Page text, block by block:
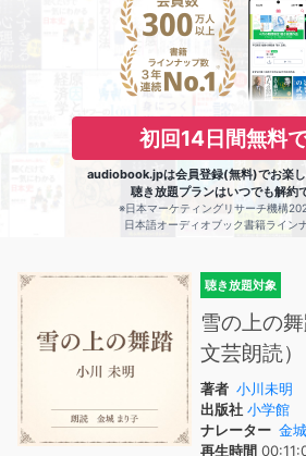
初回14日間無料
audiobook.jpは会員登録(無料)でお楽し
聴き放題プランはいつでも解約
※日本マーケティングリサーチ機構
日本語オーディオブック書籍ライン
聴き放題対象
雪の上の
文芸朗読）
著者 小川未明
出版社 小学館
ナレーター 金
再生時間